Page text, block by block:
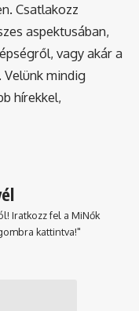
Csatlakozz
aspektusában,
vagy akár a
mindig
hírekkel,
Iratkozz fel a MiNők
kattintva!"